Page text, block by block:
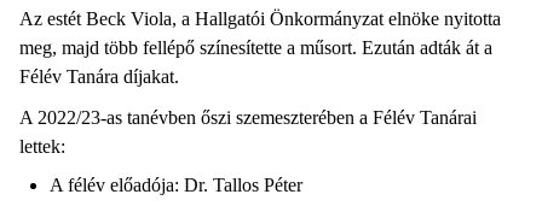
Az estét Beck Viola, a Hallgatói Önkormányzat elnöke nyitotta
meg, majd több fellépő színesítette a műsort. Ezután adták át a
Félév Tanára díjakat.
A 2022/23-as tanévben őszi szemeszterében a Félév Tanárai
lettek:
A félév előadója: Dr. Tallos Péter